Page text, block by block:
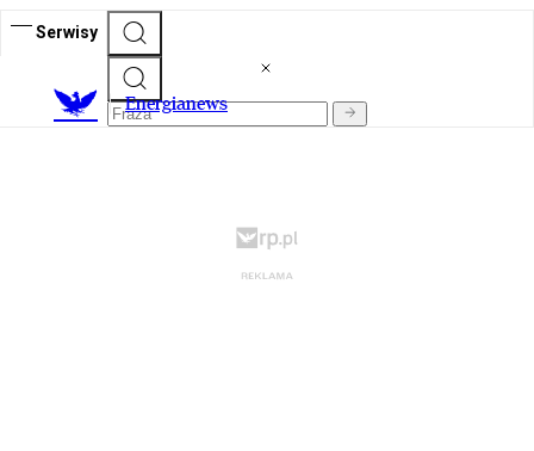
Serwisy
Energianews